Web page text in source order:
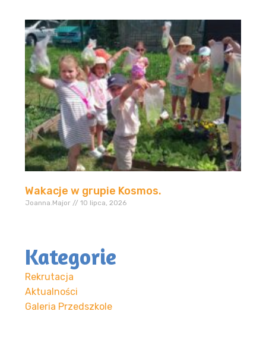
Wakacje w grupie Kosmos.
Joanna.Major 10 lipca, 2026
Kategorie
Rekrutacja
Aktualności
Galeria Przedszkole